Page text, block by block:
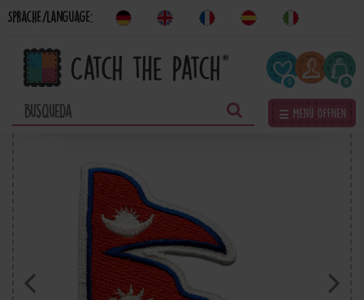
Sprache/Language:
0
☰ Menü öffnen